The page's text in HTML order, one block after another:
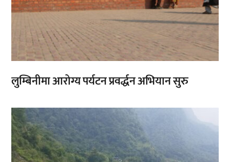
लुम्बिनीमा आरोग्य पर्यटन प्रवर्द्धन अभियान सुरु
, ,